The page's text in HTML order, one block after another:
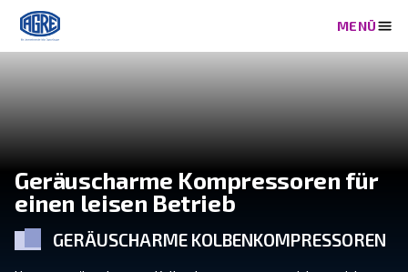
Geräuscharme
einen leisen Betrieb